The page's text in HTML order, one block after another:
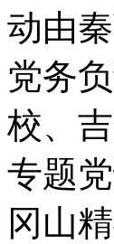
动由
党务
校、
专题
冈山